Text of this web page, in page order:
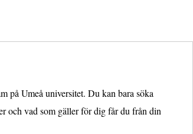
på Umeå universitet. Du kan bara söka
och vad som gäller för dig får du från din